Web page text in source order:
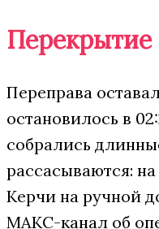
Переправа
остановилось в
собрались
рассасываются:
Керчи на ручной
МАКС-канал об